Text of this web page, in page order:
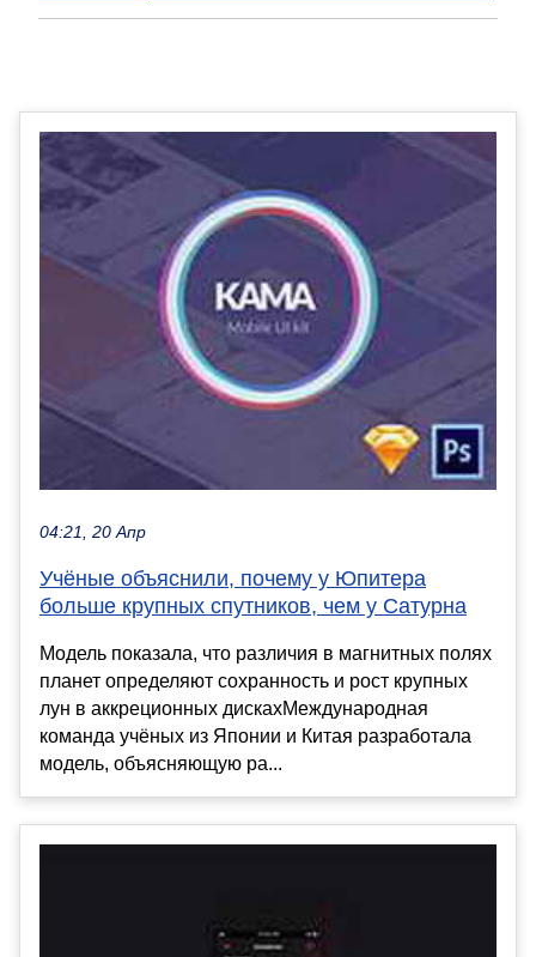
04:21, 20 Апр
Учёные объяснили, почему у Юпитера
больше крупных спутников, чем у Сатурна
Модель показала, что различия в магнитных полях
планет определяют сохранность и рост крупных
лун в аккреционных дискахМеждународная
команда учёных из Японии и Китая разработала
модель, объясняющую ра...